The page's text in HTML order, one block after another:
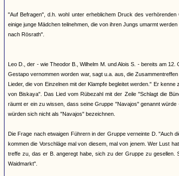
"Auf Befragen", d.h. wohl unter erheblichem Druck des
einige junge Mädchen teilnehmen, die von ihren Jungs umarmt
nach Rösrath".
Leo D., der - wie Theodor B., Wilhelm M. und Alois S. - bereits am
Gestapo vernommen worden war, sagt u.a. aus, die
Lieder, die von Einzelnen mit der Klampfe begleitet werden." Er
von Biskaya". Das Lied vom Rübezahl mit der Zeile "Schlagt die
räumt er ein zu wissen, dass seine Gruppe "Navajos" genannt
würden sich nicht als "Navajos" bezeichnen.
Die Frage nach etwaigen Führern in der Gruppe verneinte D. "Auch
kommen die Vorschläge mal von diesem, mal von jenem. Wer Lust
treffe zu, das er B. angeregt habe, sich zu der Gruppe zu gesellen.
Waidmarkt".